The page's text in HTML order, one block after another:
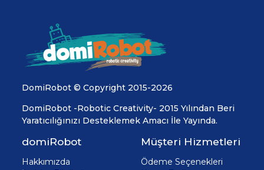
DomiRobot © Copyright 2015-2026
DomiRobot -Robotic Creativity- 2015 Yılından Beri
Yaratıcılığınızı Desteklemek Amacı İle Yayında.
domiRobot
Hakkımızda
Müşteri Hizmetleri
Ödeme Seçenekleri